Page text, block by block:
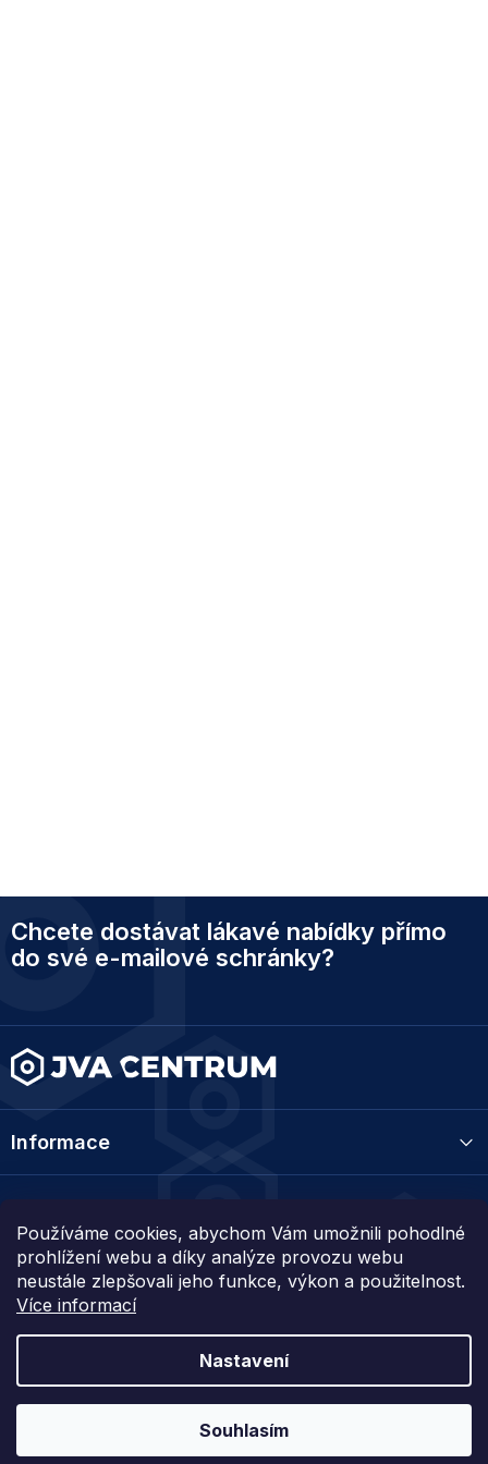
Používáme cookies, abychom Vám umožnili pohodlné
prohlížení webu a díky analýze provozu webu
neustále zlepšovali jeho funkce, výkon a použitelnost.
Více informací
Nastavení
Souhlasím
p
í
Chcete dostávat lákavé nabídky přímo
do své e-mailové schránky?
Informace
Kontakt
Vytvořil Shoptet
JVA centrum. Všechna práva vyhrazena.